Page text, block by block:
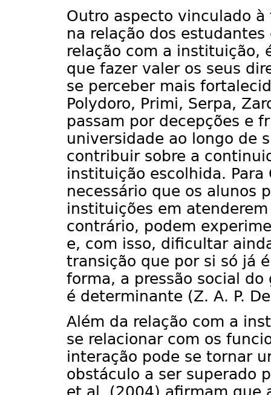
Outro aspecto vinculado
na relação dos
relação com a instituição,
que fazer valer os seus
se perceber mais
Polydoro, Primi, Serpa,
passam por decepções e
universidade ao longo de
contribuir sobre a
instituição escolhida.
necessário que os alunos
instituições em
contrário, podem
e, com isso, dificultar
transição que por si só já
forma, a pressão social
é determinante (Z. A. P.
Além da relação com a
se relacionar com os
interação pode se tornar
obstáculo a ser superado